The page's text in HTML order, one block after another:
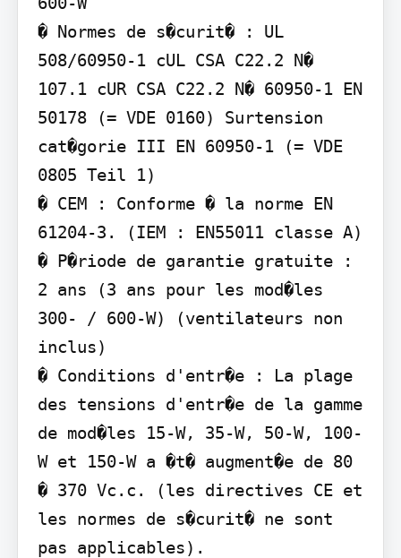
� Normes de s�curit� : UL
508/60950-1 cUL CSA C22.2 N�
107.1 cUR CSA C22.2 N� 60950-1 EN
50178 (= VDE 0160) Surtension
cat�gorie III EN 60950-1 (= VDE
0805 Teil 1)
� CEM : Conforme � la norme EN
61204-3. (IEM : EN55011 classe A)
� P�riode de garantie gratuite :
2 ans (3 ans pour les mod�les
300- / 600-W) (ventilateurs non
inclus)
� Conditions d'entr�e : La plage
des tensions d'entr�e de la gamme
de mod�les 15-W, 35-W, 50-W, 100-
W et 150-W a �t� augment�e de 80
� 370 Vc.c. (les directives CE et
les normes de s�curit� ne sont
pas applicables).